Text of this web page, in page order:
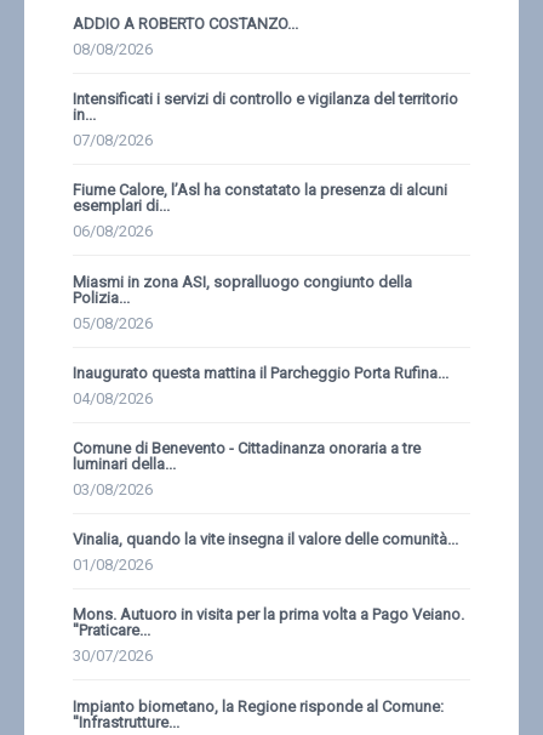
ADDIO A ROBERTO COSTANZO...
08/08/2026
Intensificati i servizi di controllo e vigilanza del territorio
in...
07/08/2026
Fiume Calore, l’Asl ha constatato la presenza di alcuni
esemplari di...
06/08/2026
Miasmi in zona ASI, sopralluogo congiunto della
Polizia...
05/08/2026
Inaugurato questa mattina il Parcheggio Porta Rufina...
04/08/2026
Comune di Benevento - Cittadinanza onoraria a tre
luminari della...
03/08/2026
Vinalia, quando la vite insegna il valore delle comunità...
01/08/2026
Mons. Autuoro in visita per la prima volta a Pago Veiano.
''Praticare...
30/07/2026
Impianto biometano, la Regione risponde al Comune:
''Infrastrutture...